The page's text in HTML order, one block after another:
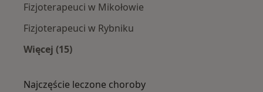
Fizjoterapeuci w Mikołowie
Fizjoterapeuci w Rybniku
Więcej (15)
Najczęście leczone choroby